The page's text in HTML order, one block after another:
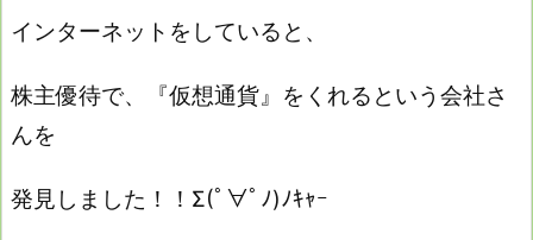
インターネットをしていると、
株主優待で、『仮想通貨』をくれるという会社さ
んを
発見しました！！Σ(ﾟ∀ﾟﾉ)ﾉｷｬｰ